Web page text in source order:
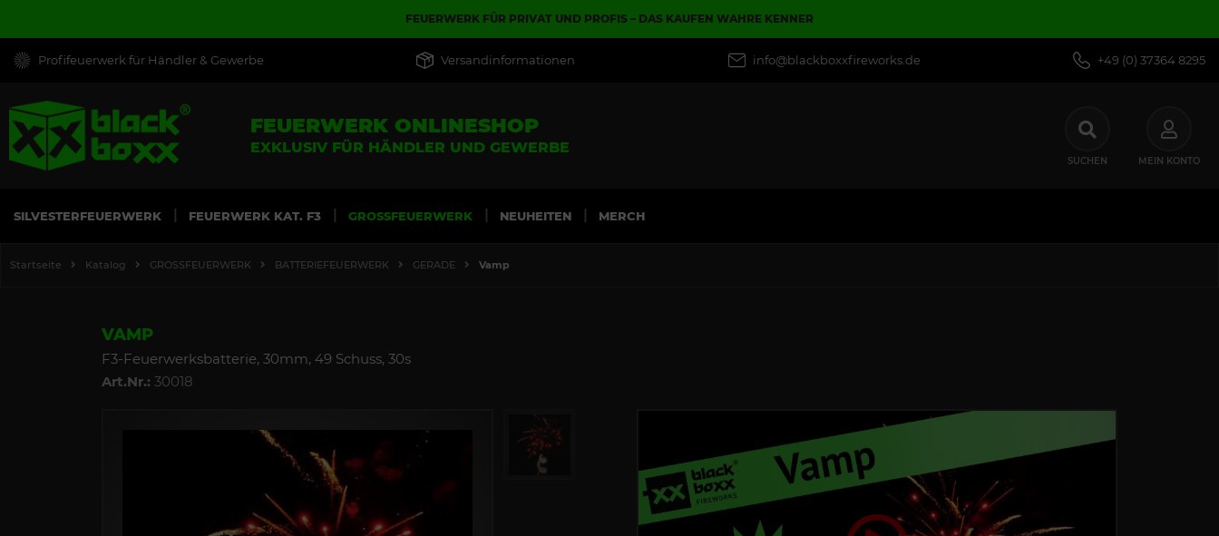
FEUERWERK FÜR PRIVAT UND PROFIS – DAS KAUFEN WAHRE KENNER
Profifeuerwerk für Händler & Gewerbe Versandinformationen info@blackboxxfireworks.de +49 (0) 37364 8295
FEUERWERK ONLINESHOP
EXKLUSIV FÜR HÄNDLER UND GEWERBE
SUCHEN MEIN KONTO
SILVESTERFEUERWERK FEUERWERK KAT. F3 GROSSFEUERWERK NEUHEITEN MERCH
Startseite Katalog GROSSFEUERWERK BATTERIEFEUERWERK GERADE Vamp
VAMP
F3-Feuerwerksbatterie, 30mm, 49 Schuss, 30s
Art.Nr.: 30018